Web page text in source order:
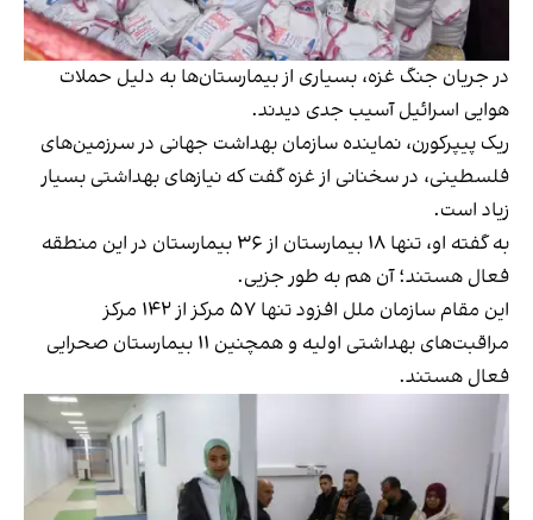
در جریان جنگ غزه، بسیاری از بیمارستان‌ها به دلیل حملات
هوایی اسرائیل آسیب جدی دیدند.
ریک پیپرکورن، نماینده سازمان بهداشت جهانی در سرزمین‌های
فلسطینی، در سخنانی از غزه گفت که نیازهای بهداشتی بسیار
زیاد است.
به گفته او، تنها ۱۸ بیمارستان از ۳۶ بیمارستان در این منطقه
فعال هستند؛ آن هم به طور جزیی.
این مقام سازمان ملل افزود تنها ۵۷ مرکز از ۱۴۲ مرکز
مراقبت‌های بهداشتی اولیه و همچنین ۱۱ بیمارستان صحرایی
فعال هستند.